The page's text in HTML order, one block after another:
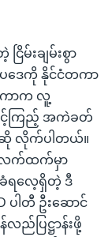
မ်းချမ်းစွာ
ပဒေကို နိုင်ငံတကာ
ကာက လူ့
င့်ကြည့် အကဲခတ်
းဆို လိုက်ပါတယ်။
ေ လက်ထက်မှာ
ရလေ့ရှိတဲ့ ဒီ
ပါတီ ဦးဆောင်
ည်ပြဋ္ဌာန်းဖို့